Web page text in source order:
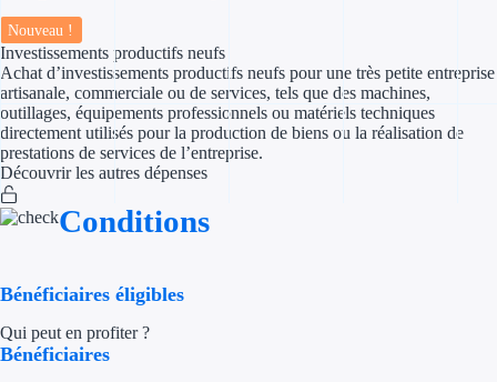
Prêt
Appel à projet
Nouveau !
Investissements productifs neufs
Achat d’investissements productifs neufs pour une très petite entreprise
artisanale, commerciale ou de services, tels que des machines,
outillages, équipements professionnels ou matériels techniques
directement utilisés pour la production de biens ou la réalisation de
prestations de services de l’entreprise.
Découvrir les autres dépenses
Conditions
Bénéficiaires éligibles
Qui peut en profiter ?
Bénéficiaires